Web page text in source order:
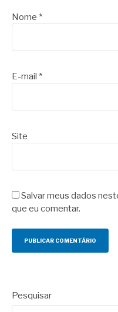
Nome *
E-mail *
Site
Salvar meus dados
que eu comentar.
Pesquisar